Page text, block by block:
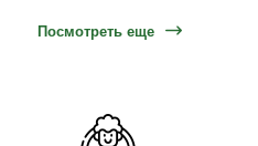
Посмотреть еще